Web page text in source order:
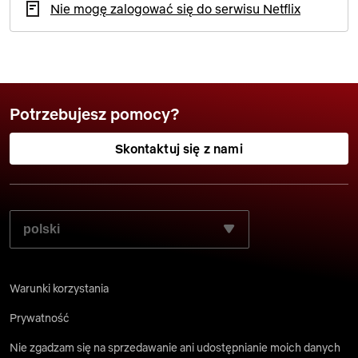
Nie mogę zalogować się do serwisu Netflix
Potrzebujesz pomocy?
Skontaktuj się z nami
WYBIERZ PREFEROWANY JĘZYK:
Warunki korzystania
Prywatność
Nie zgadzam się na sprzedawanie ani udostępnianie moich danych